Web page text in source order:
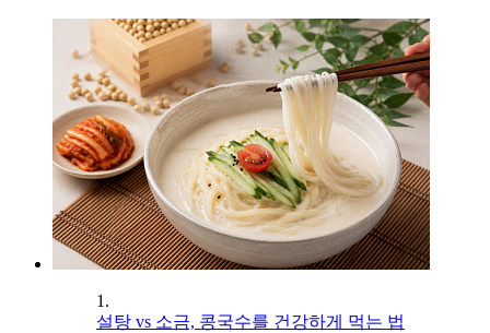
1.
설탕 vs 소금, 콩국수를 건강하게 먹는 법